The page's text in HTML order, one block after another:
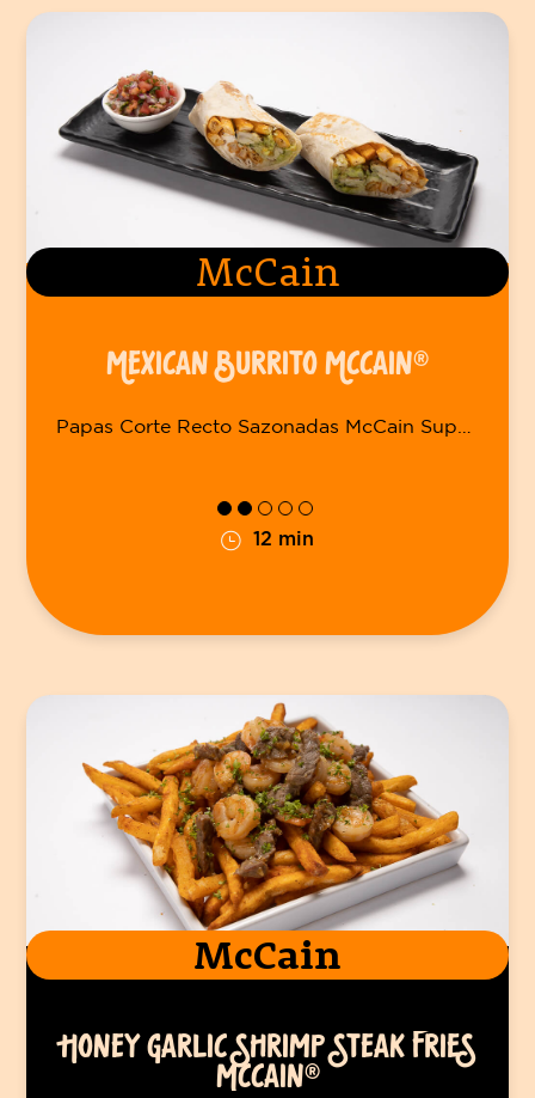
McCain
MEXICAN BURRITO MCCAIN®
12 min
McCain
HONEY GARLIC SHRIMP STEAK FRIES
MCCAIN®